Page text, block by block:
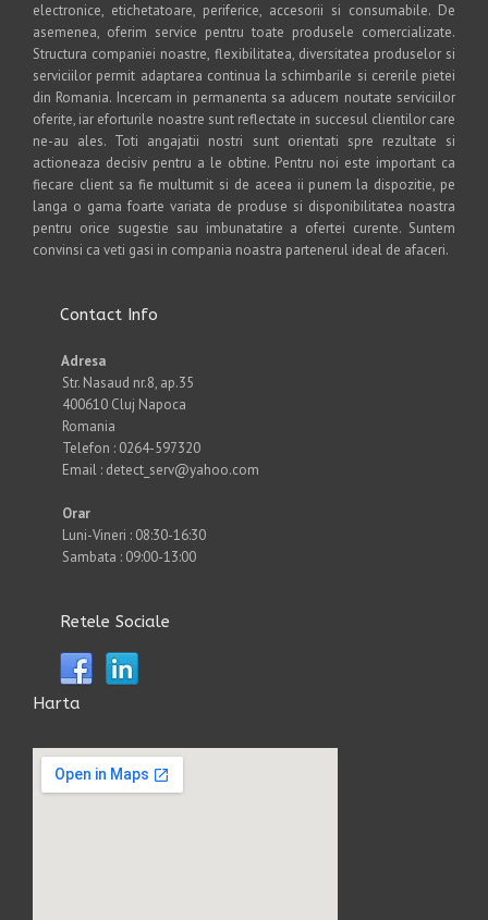
electronice, etichetatoare, periferice, accesorii si consumabile. De
asemenea, oferim service pentru toate produsele comercializate.
Structura companiei noastre, flexibilitatea, diversitatea produselor si
serviciilor permit adaptarea continua la schimbarile si cererile pietei
din Romania. Incercam in permanenta sa aducem noutate serviciilor
oferite, iar eforturile noastre sunt reflectate in succesul clientilor care
ne-au ales. Toti angajatii nostri sunt orientati spre rezultate si
actioneaza decisiv pentru a le obtine. Pentru noi este important ca
fiecare client sa fie multumit si de aceea ii punem la dispozitie, pe
langa o gama foarte variata de produse si disponibilitatea noastra
pentru orice sugestie sau imbunatatire a ofertei curente. Suntem
convinsi ca veti gasi in compania noastra partenerul ideal de afaceri.
Contact Info
Adresa
Str. Nasaud nr.8, ap.35
400610 Cluj Napoca
Romania
Telefon : 0264-597320
Email : detect_serv@yahoo.com
Orar
Luni-Vineri : 08:30-16:30
Sambata : 09:00-13:00
Retele Sociale
Harta